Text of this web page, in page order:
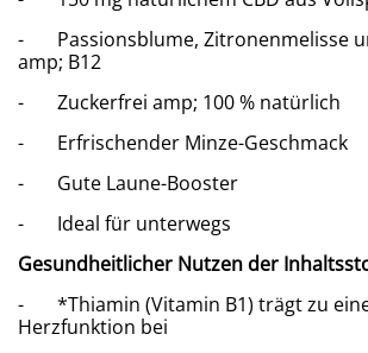
- Passionsblume, Zitronenmelisse
amp; B12
- Zuckerfrei amp; 100 % natürlich
- Erfrischender Minze-Geschmack
- Gute Laune-Booster
- Ideal für unterwegs
Gesundheitlicher Nutzen der
- *Thiamin (Vitamin B1) trägt zu
Herzfunktion bei